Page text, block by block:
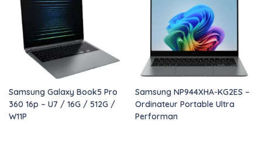
Samsung Galaxy Book5 Pro
360 16p – U7 / 16G / 512G /
W11P
Samsung NP944XHA-KG2ES –
Ordinateur Portable Ultra
Performan